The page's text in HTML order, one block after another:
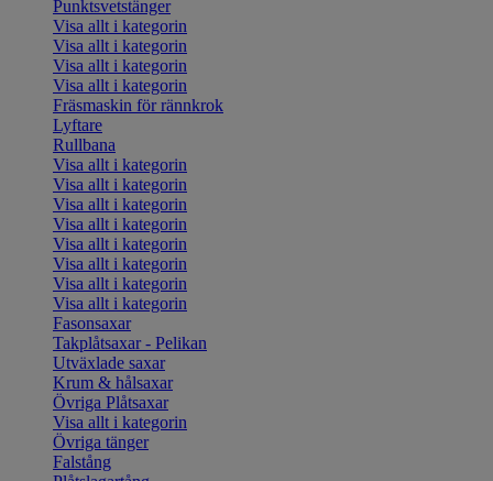
Punktsvetstänger
Visa allt i kategorin
Visa allt i kategorin
Visa allt i kategorin
Visa allt i kategorin
Fräsmaskin för rännkrok
Lyftare
Rullbana
Visa allt i kategorin
Visa allt i kategorin
Visa allt i kategorin
Visa allt i kategorin
Visa allt i kategorin
Visa allt i kategorin
Visa allt i kategorin
Visa allt i kategorin
Fasonsaxar
Takplåtsaxar - Pelikan
Utväxlade saxar
Krum & hålsaxar
Övriga Plåtsaxar
Visa allt i kategorin
Övriga tänger
Falstång